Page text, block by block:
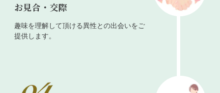
お見合・交際
趣味を理解して頂ける異性との出会いをご
提供します。